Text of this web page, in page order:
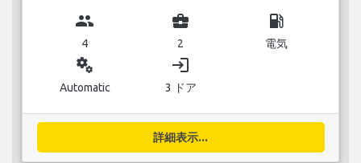
group
4
business_center
2
local_gas_station
電気
miscellaneous_services
Automatic
login
3 ドア
詳細表示...